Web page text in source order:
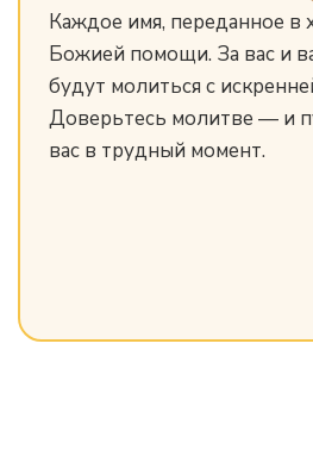
Каждое имя, переданное в
Божией помощи. За вас и
будут молиться с
Доверьтесь молитве — и
вас в трудный момент.